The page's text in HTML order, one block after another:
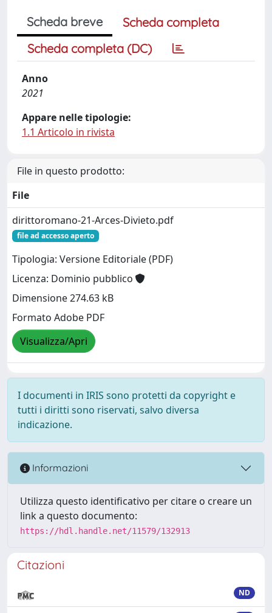
Scheda breve
Scheda completa
Scheda completa (DC)
Anno
2021
Appare nelle tipologie:
1.1 Articolo in rivista
File in questo prodotto:
File
dirittoromano-21-Arces-Divieto.pdf
file ad accesso aperto
Tipologia: Versione Editoriale (PDF)
Licenza: Dominio pubblico
Dimensione 274.63 kB
Formato Adobe PDF
Visualizza/Apri
I documenti in IRIS sono protetti da copyright e
tutti i diritti sono riservati, salvo diversa
indicazione.
Informazioni
Utilizza questo identificativo per citare o creare un
link a questo documento:
https://hdl.handle.net/11579/132913
Citazioni
ND